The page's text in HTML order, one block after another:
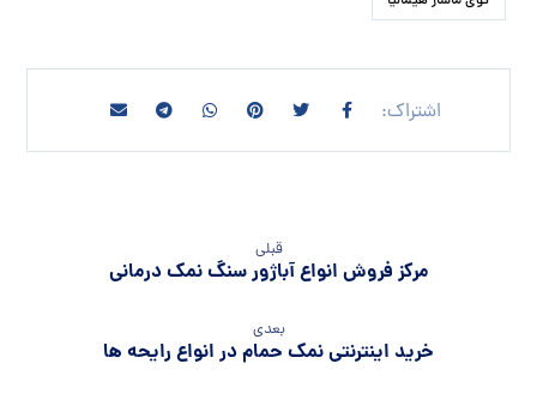
قبلی
مرکز فروش انواع آباژور سنگ نمک درمانی
بعدی
خرید اینترنتی نمک حمام در انواع رایحه ها